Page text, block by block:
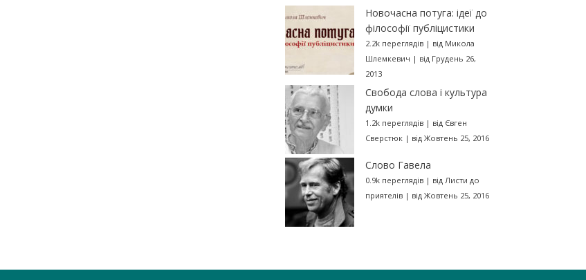
Новочасна потуга: ідеї до
філософії публіцистики
2.2k переглядів| від Микола
Шлемкевич | від Грудень 26,
2013
Свобода слова і культура
думки
1.2k переглядів| від Євген
Сверстюк| від Жовтень 25, 2016
Слово Гавела
0.9k переглядів| від Листи до
приятелів| від Жовтень 25, 2016